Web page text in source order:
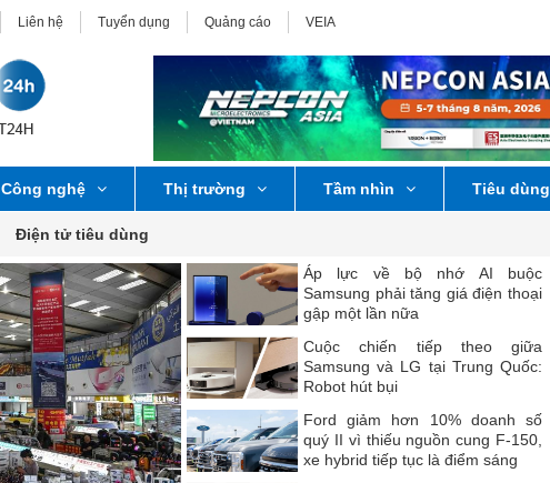
Liên hệ Tuyển dụng Quảng cáo VEIA
Công nghệ Thị trường Tầm nhìn Tiêu dùng
Điện tử tiêu dùng
Áp lực về bộ nhớ AI buộc
Samsung phải tăng giá điện thoại
gập một lần nữa
Cuộc chiến tiếp theo giữa
Samsung và LG tại Trung Quốc:
Robot hút bụi
Ford giảm hơn 10% doanh số
quý II vì thiếu nguồn cung F-150,
xe hybrid tiếp tục là điểm sáng